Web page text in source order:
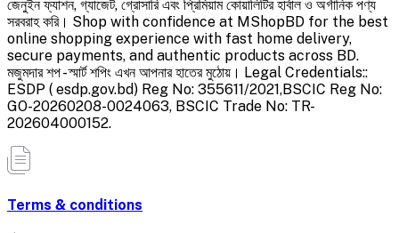
জেনুইন ফ্যাশন, গ্যাজেট, গ্রোসারি এবং প্রিমিয়াম কোয়ালিটির হার্বাল ও অর্গানিক পণ্য
সরবরাহ করি। Shop with confidence at MShopBD for the best
online shopping experience with fast home delivery,
secure payments, and authentic products across BD.
মজুমদার শপ - স্মার্ট শপিং এখন আপনার হাতের মুঠোয়। Legal Credentials::
ESDP ( esdp.gov.bd) Reg No: 355611/2021,BSCIC Reg No:
GO-20260208-0024063, BSCIC Trade No: TR-
202604000152.
Terms & conditions